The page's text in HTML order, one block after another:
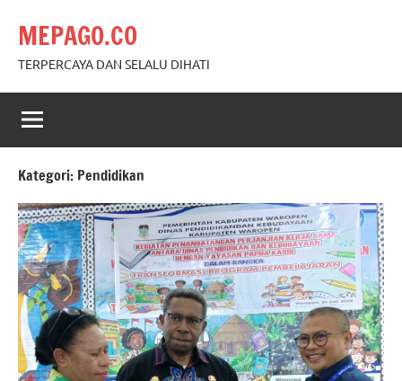
content
MEPAGO.CO
TERPERCAYA DAN SELALU DIHATI
Kategori: Pendidikan